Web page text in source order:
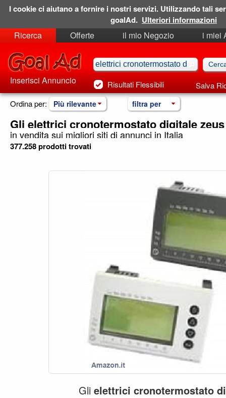
Ricerca Offerte il mio Negozio
i miei
Risultati Flessibili Salva
Inserisci Annuncio
Ordina per: Più rilevante filtra per
Gli elettrici cronotermostato digitale zeus
in vendita sui migliori siti di annunci in Italia
377.258 prodotti trovati
Gli elettrici cronotermostato
I cookie ci aiutano a fornire i nostri servizi. Utilizzando tali
goalAd. Ulteriori informazioni